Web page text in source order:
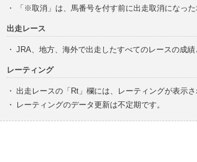
・
「※取消」は、馬番号を付す前に出走取消になった
出走レース
・ JRA、地方、海外で出走したすべてのレースの成
レーティング
・ 出走レースの「Rt」欄には、レーティングが表示さ
・
レーティングのデータ更新は不定期です。